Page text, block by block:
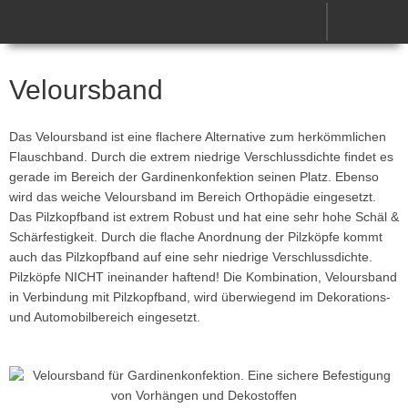
springen
Veloursband
Das Veloursband ist eine flachere Alternative zum herkömmlichen
Flauschband. Durch die extrem niedrige Verschlussdichte findet es
gerade im Bereich der Gardinenkonfektion seinen Platz. Ebenso
wird das weiche Veloursband im Bereich Orthopädie eingesetzt.
Das Pilzkopfband ist extrem Robust und hat eine sehr hohe Schäl &
Schärfestigkeit. Durch die flache Anordnung der Pilzköpfe kommt
auch das Pilzkopfband auf eine sehr niedrige Verschlussdichte.
Pilzköpfe NICHT ineinander haftend! Die Kombination, Veloursband
in Verbindung mit Pilzkopfband, wird überwiegend im Dekorations-
und Automobilbereich eingesetzt.